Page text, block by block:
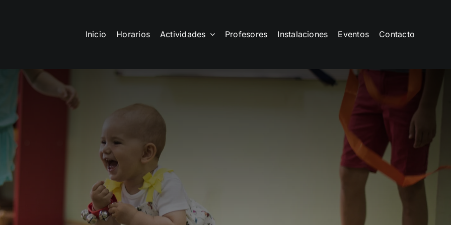
Inicio Horarios Actividades Profesores Instalaciones Eventos Contacto